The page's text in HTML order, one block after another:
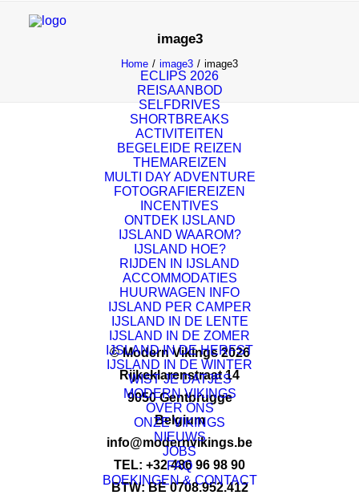
ECLIPS 2026
REISAANBOD
SELFDRIVES
SHORTBREAKS
ACTIVITEITEN
BEGELEIDE REIZEN
THEMAREIZEN
MULTI DAY ADVENTURE
FOTOGRAFIEREIZEN
INCENTIVES
ONTDEK IJSLAND
IJSLAND WAAROM?
IJSLAND HOE?
RIJDEN IN IJSLAND
ACCOMMODATIES
HUURWAGEN INFO
IJSLAND PER CAMPER
IJSLAND IN DE LENTE
IJSLAND IN DE ZOMER
IJSLAND IN DE HERFST
IJSLAND IN DE WINTER
WIST JE DATJES
MODERN VIKINGS
OVER ONS
ONZE VIKINGS
NIEUWS
JOBS
FAQ
BOEKINGEN & CONTACT
image3
Home image3 image3
© Modern Vikings 2026
Rijkeklarenstraat 14
9050 Gentbrugge
Belgium
info@modernvikings.be
TEL: +32 486 96 98 90
BTW: BE 0708.952.412